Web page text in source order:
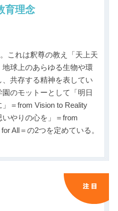
ません
育理念
これは釈尊の教え「天上天
球上のあらゆる生物や環
共存する精神を表してい
のモットーとして「明日
＝from Vision to Reality
やりの心を」＝from
All＝の2つを定めている。